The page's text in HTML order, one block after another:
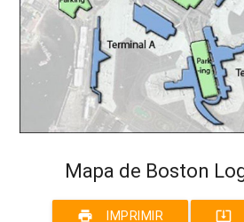
Mapa de Boston
print IMPRIMIR system_update_alt